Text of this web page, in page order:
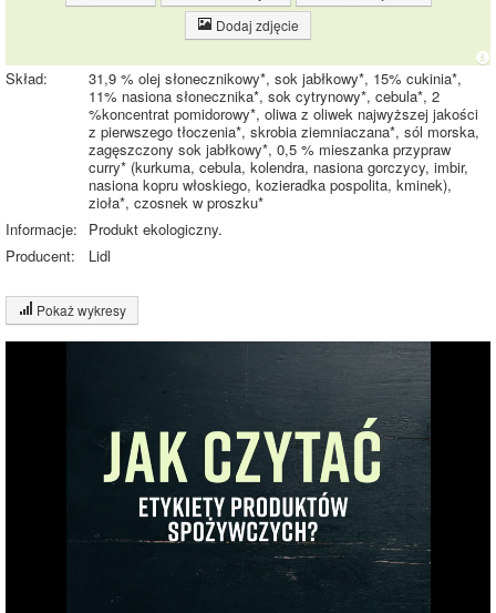
Dodaj zdjęcie
Skład:
31,9 % olej słonecznikowy*, sok jabłkowy*, 15% cukinia*,
11% nasiona słonecznika*, sok cytrynowy*, cebula*, 2
%koncentrat pomidorowy*, oliwa z oliwek najwyższej jakości
z pierwszego tłoczenia*, skrobia ziemniaczana*, sól morska,
zagęszczony sok jabłkowy*, 0,5 % mieszanka przypraw
curry* (kurkuma, cebula, kolendra, nasiona gorczycy, imbir,
nasiona kopru włoskiego, kozieradka pospolita, kminek),
zioła*, czosnek w proszku*
Informacje:
Produkt ekologiczny.
Producent:
Lidl
Pokaż wykresy
Wykres składu produktu
Sól (1%)
Pozostałe (52%)
39%